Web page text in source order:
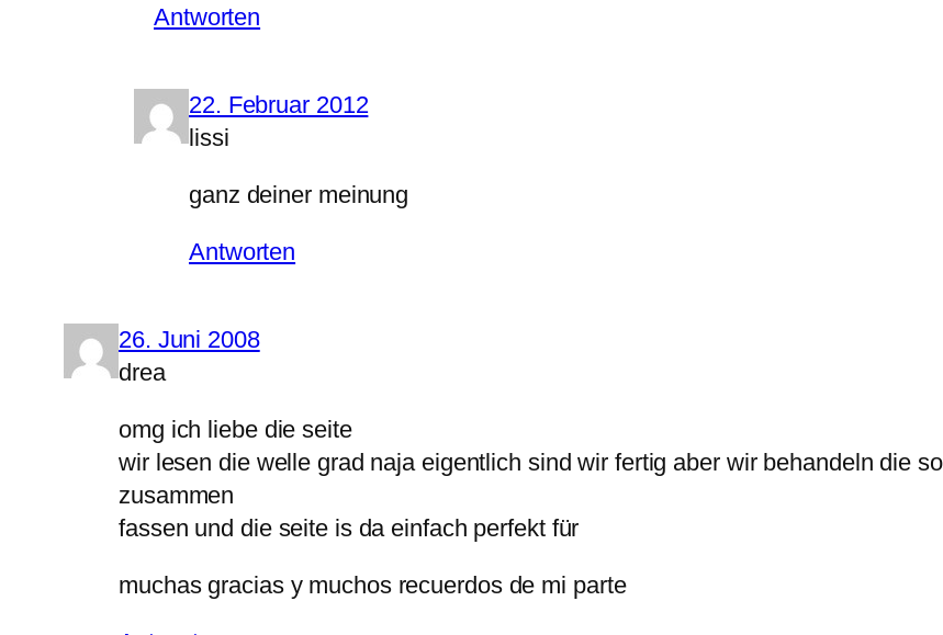
Antworten
22. Februar 2012
lissi
ganz deiner meinung
Antworten
26. Juni 2008
drea
omg ich liebe die seite
wir lesen die welle grad naja eigentlich sind wir fertig aber wir behandeln die
zusammen
fassen und die seite is da einfach perfekt für
muchas gracias y muchos recuerdos de mi parte